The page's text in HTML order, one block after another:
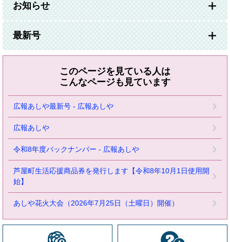
お知らせ
最新号
このページを見ている人は
こんなページも見ています
広報あしや最新号 - 広報あしや
広報あしや
令和8年度バックナンバー - 広報あしや
芦屋町生活応援商品券を発行します【令和8年10月1日使用開
始】
あしや花火大会（2026年7月25日（土曜日）開催）